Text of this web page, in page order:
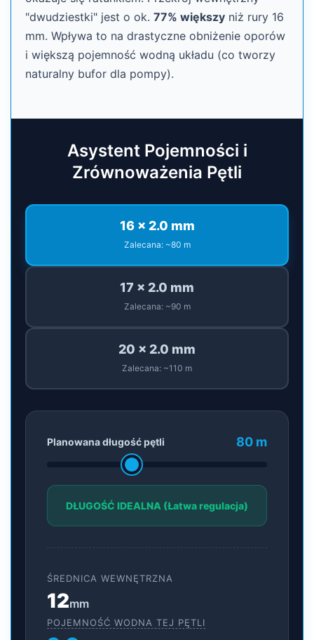
"dwudziestki" jest o ok. 77% większy niż rury 16
mm. Wpływa to na drastyczne obniżenie oporów
i większą pojemność wodną układu (co tworzy
naturalny bufor dla pompy).
Asystent Pojemności i
Zrównoważenia Pętli
16 x 2.0 mm
Zalecana: ~80 m
17 x 2.0 mm
Zalecana: ~90 m
20 x 2.0 mm
Zalecana: ~110 m
Planowana długość pętli 80 m
DŁUGOŚĆ IDEALNA (Łatwa regulacja)
ŚREDNICA WEWNĘTRZNA
12mm
POJEMNOŚĆ WODNA TEJ PĘTLI